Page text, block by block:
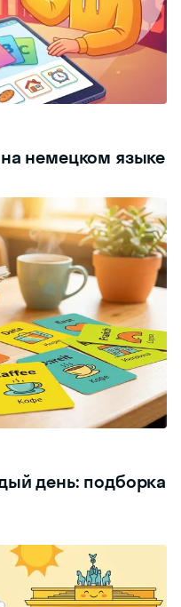
немецком языке
день: подборка